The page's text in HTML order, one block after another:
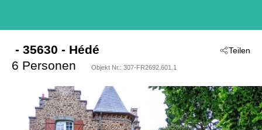
Teilen
- 35630 - Hédé
6 Personen
Objekt Nr.: 307-FR2692.601.1